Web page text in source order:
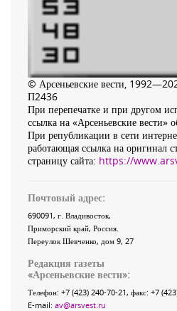
© Арсеньевские вести,
П2436
При перепечатке и при другом
ссылка на «Арсеньевские вести»
При републикации в сети
работающая ссылка на оригинал
страницу сайта: https://
Почтовый адрес:
690091, г. Владивосток,
Приморский край, Россия
Переулок Шевченко, дом 9, 27
Редакция газеты
«Арсеньевские вести»:
Телефон: +7 (423) 240-70-21, факс: +7
E-mail: av@arsvest.ru